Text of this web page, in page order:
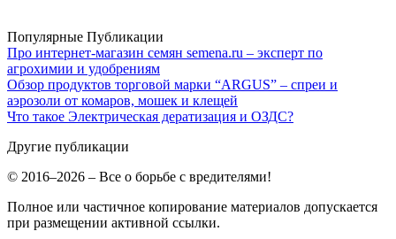
Популярные Публикации
Про интернет-магазин семян semena.ru – эксперт по
агрохимии и удобрениям
Обзор продуктов торговой марки “ARGUS” – спреи и
аэрозоли от комаров, мошек и клещей
Что такое Электрическая дератизация и ОЗДС?
Другие публикации
© 2016–2026 – Все о борьбе с вредителями!
Полное или частичное копирование материалов допускается
при размещении активной ссылки.